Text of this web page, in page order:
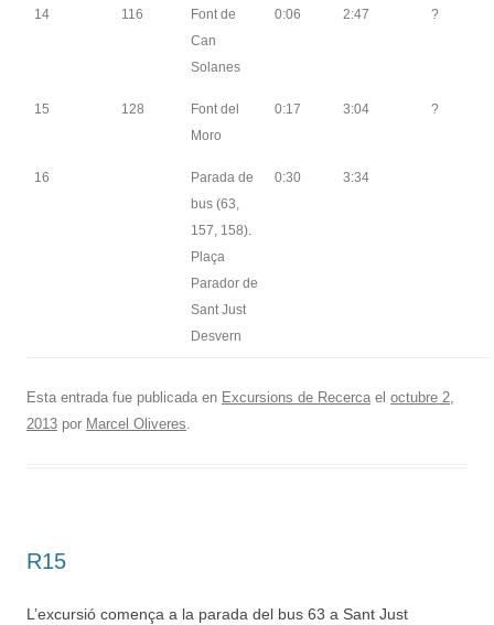
14 116
Font de
Can
Solanes
0:06 2:47 ?
15 128
Font del
Moro
0:17 3:04 ?
16
Parada de
bus (63,
157, 158).
Plaça
Parador de
Sant Just
Desvern
0:30 3:34
Esta entrada fue publicada en Excursions de Recerca el octubre 2,
2013 por Marcel Oliveres.
R15
L’excursió comença a la parada del bus 63 a Sant Just